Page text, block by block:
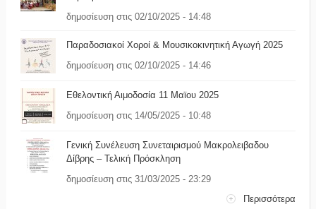
δημοσίευση στις 02/10/2025 - 14:48
Παραδοσιακοί Χοροί & Μουσικοκινητική Αγωγή 2025
δημοσίευση στις 02/10/2025 - 14:46
Εθελοντική Αιμοδοσία 11 Μαϊου 2025
δημοσίευση στις 14/05/2025 - 10:48
Γενική Συνέλευση Συνεταιρισμού Μακρολειβαδου
Δίβρης – Τελική Πρόσκληση
δημοσίευση στις 31/03/2025 - 23:29
Περισσότερα